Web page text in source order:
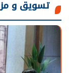
تسويق و